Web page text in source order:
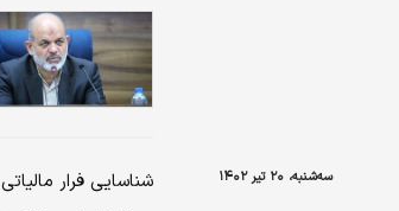
سه‌شنبه، ۲۰ تیر ۱۴۰۲ شناسایی فرار مالیاتی ۲۸۰۰ میلیارد تومانی در یزد/ ۲۰ هزار خانه خالی شناسایی شد